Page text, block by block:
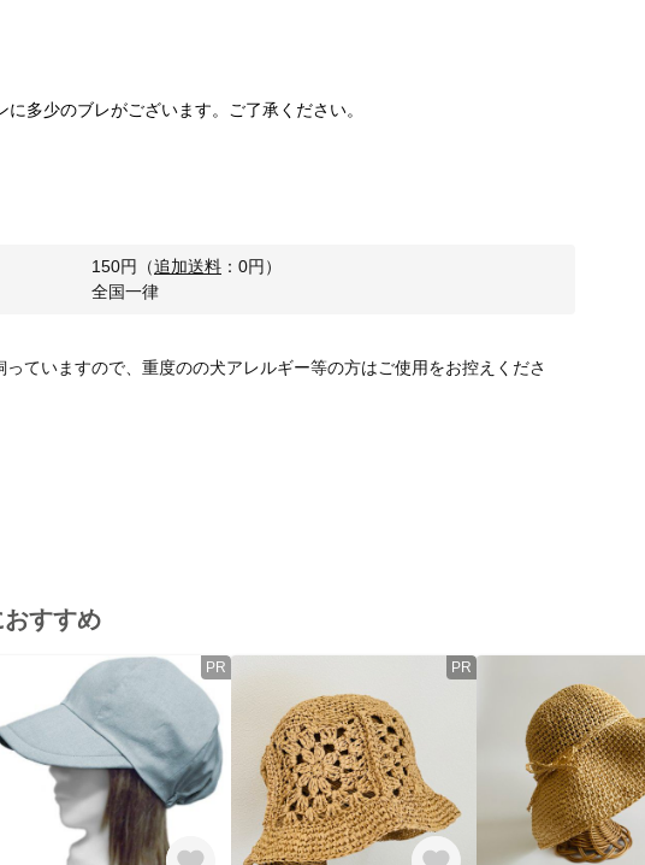
多少のブレがございます。ご了承ください。
150円 （追加送料 ： 0円）
全国一律
っていますので、重度のの犬アレルギー等の方はご使用をお控えくださ
すすめ
PR PR